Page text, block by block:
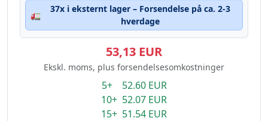
🚛
37x i eksternt lager – Forsendelse på ca. 2-3
hverdage
53,13 EUR
Ekskl. moms, plus forsendelsesomkostninger
5+ 52.60 EUR
10+ 52.07 EUR
15+ 51.54 EUR